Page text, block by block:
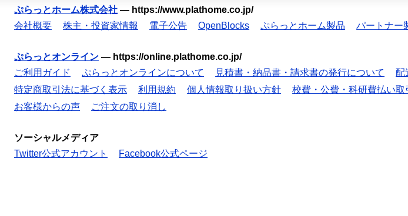
ぷらっとホーム株式会社 — https://www.plathome.co.jp/
会社概要
株主・投資家情報 電子公告 OpenBlocks ぷらっとホーム製品 パートナー
ぷらっとオンライン — https://online.plathome.co.jp/
ご利用ガイド
ぷらっとオンラインについて 見積書・納品書・請求書の発行について 配
特定商取引法に基づく表示
利用規約 個人情報取り扱い方針 校費・公費・科研費払い取
お客様からの声
ご注文の取り消し
ソーシャルメディア
Twitter公式アカウント
Facebook公式ページ